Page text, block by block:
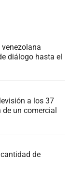
diálogo hasta el
a los 37
un comercial
de